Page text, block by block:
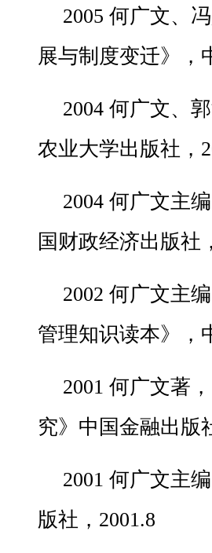
2005 何广文、
展与制度变迁》，
2004 何广文、
农业大学出版社，
2004 何广文主
国财政经济出版社
2002 何广文主
管理知识读本》，
2001 何广文著
究》中国金融出版
2001 何广文主
版社，2001.8